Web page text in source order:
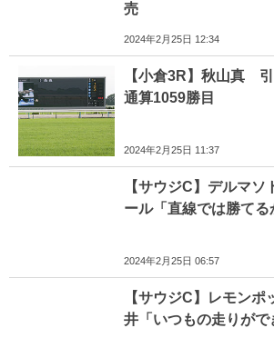
売
2024年2月25日 12:34
【小倉3R】秋山真
通算1059勝目
2024年2月25日 11:37
【サウジC】デルマ
ール「直線では勝てる
2024年2月25日 06:57
【サウジC】レモン
井「いつもの走りがで